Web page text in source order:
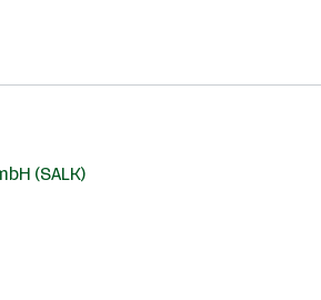
(SALK)